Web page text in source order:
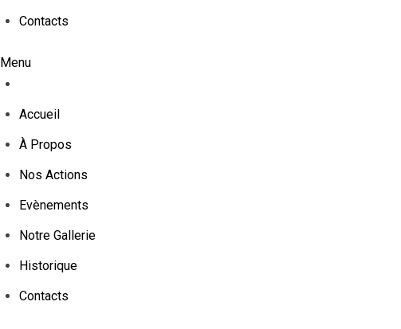
Contacts
Menu
Accueil
À Propos
Nos Actions
Evènements
Notre Gallerie
Historique
Contacts